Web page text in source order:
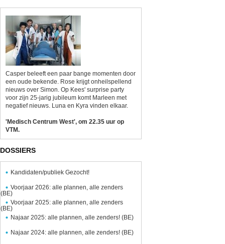
Casper beleeft een paar bange momenten door
een oude bekende. Rose krijgt onheilspellend
nieuws over Simon. Op Kees' surprise party
voor zijn 25-jarig jubileum komt Marleen met
negatief nieuws. Luna en Kyra vinden elkaar.
'Medisch Centrum West', om 22.35 uur op
VTM.
DOSSIERS
Kandidaten/publiek Gezocht!
Voorjaar 2026: alle plannen, alle zenders
(BE)
Voorjaar 2025: alle plannen, alle zenders
(BE)
Najaar 2025: alle plannen, alle zenders! (BE)
Najaar 2024: alle plannen, alle zenders! (BE)